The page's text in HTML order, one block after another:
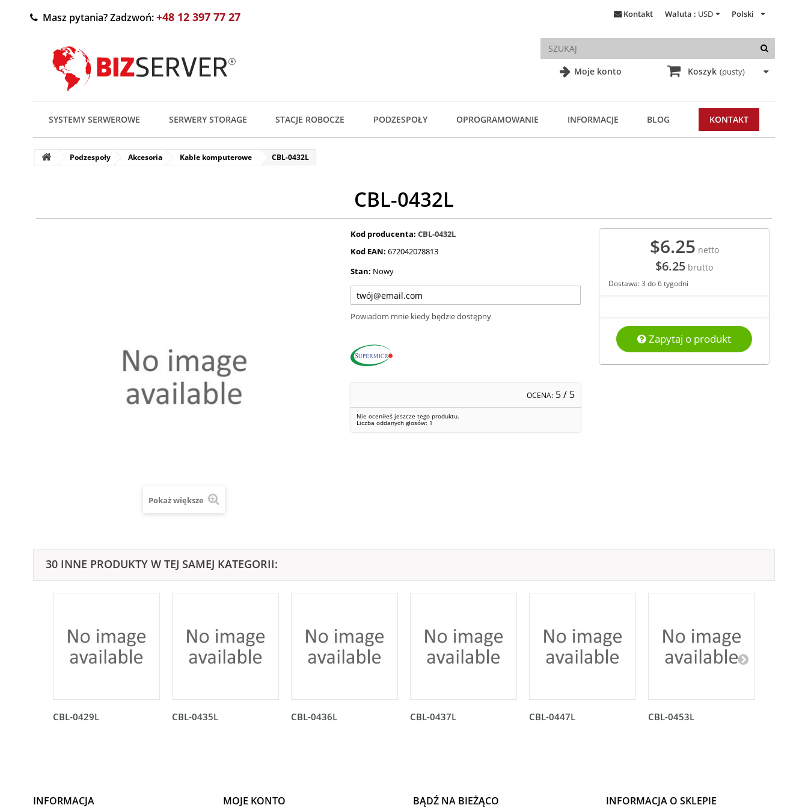
Moje konto
Polski
Waluta : USD
Kontakt
Masz pytania? Zadzwoń:+48 12 397 77 27
Koszyk (pusty)
SYSTEMY SERWEROWE SERWERY STORAGE STACJE ROBOCZE PODZESPOŁY OPROGRAMOWANIE INFORMACJE BLOG KONTAKT
Podzespoły Akcesoria Kable komputerowe CBL-0432L
CBL-0432L
Pokaż większe
Kod producenta: CBL-0432L
Kod EAN: 672042078813
Stan: Nowy
Powiadom mnie kiedy będzie dostępny
OCENA: 5/ 5
Nie oceniłeś jeszcze tego produktu.
Liczba oddanych głosów: 1
$6.25 netto
$6.25 brutto
Dostawa: 3 do 6 tygodni
Zapytaj o produkt
30 INNE PRODUKTY W TEJ SAMEJ KATEGORII:
CBL-0429L CBL-0435L CBL-0436L CBL-0437L CBL-0447L CBL-0453L
INFORMACJA MOJE KONTO BĄDŹ NA BIEŻĄCO INFORMACJA O SKLEPIE